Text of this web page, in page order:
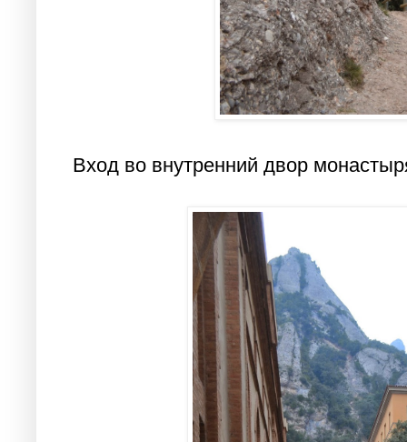
Вход во внутренний двор